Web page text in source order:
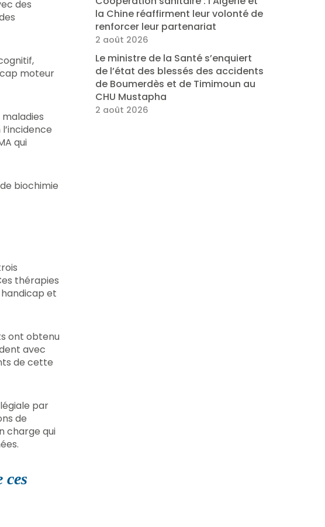
des
moteur
qui
biochimie
thérapies
et
ont obtenu
avec
de cette
par
de
charge qui
la Chine réaffirment leur volonté de
renforcer leur partenariat
2 août 2026
Le ministre de la Santé s’enquiert
de l’état des blessés des accidents
de Boumerdès et de Timimoun au
CHU Mustapha
2 août 2026